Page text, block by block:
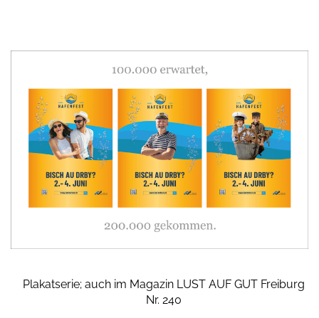
Plakatserie; auch im Magazin LUST AUF GUT Freiburg
Nr. 240